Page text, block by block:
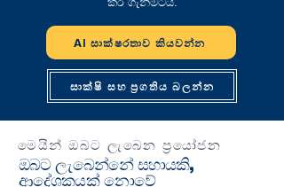
AI සාක්ෂරතාව කියවන්න
සාක්ෂි සහ ප්‍රගතිය බලන්න
මෙයින් ඔබට ලැබෙන ප්‍රයෝජන
ඔබට ලැබෙන්නේ සහායකි,
ආදේශකයක් නොවේ